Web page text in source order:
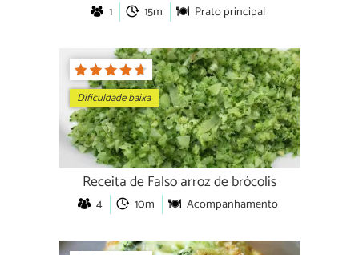
1 15m Prato principal
Dificuldade baixa
Receita de Falso arroz de brócolis
4 10m Acompanhamento